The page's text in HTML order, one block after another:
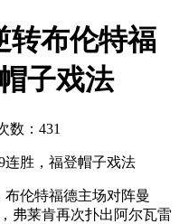
转布伦特福
子戏法
数：431
连胜，福登帽子戏法
布伦特福德主场对阵曼
弗莱肯再次扑出阿尔瓦雷